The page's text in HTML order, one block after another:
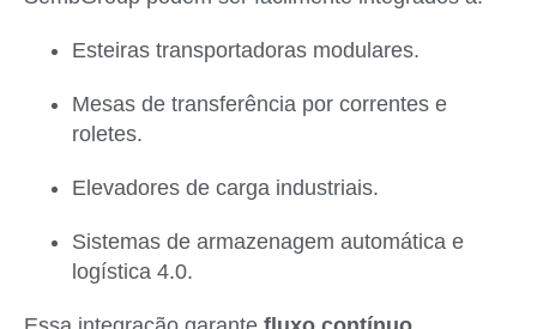
Esteiras transportadoras modulares.
Mesas de transferência por correntes e
roletes.
Elevadores de carga industriais.
Sistemas de armazenagem automática e
logística 4.0.